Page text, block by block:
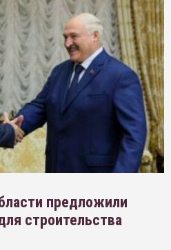
предложили
строительства